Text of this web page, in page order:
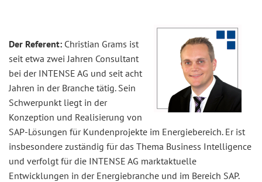
Der Referent: Christian Grams ist
seit etwa zwei Jahren Consultant
bei der INTENSE AG und seit acht
Jahren in der Branche tätig. Sein
Schwerpunkt liegt in der
Konzeption und Realisierung von
SAP-Lösungen für Kundenprojekte im Energiebereich. Er ist
insbesondere zuständig für das Thema Business Intelligence
und verfolgt für die INTENSE AG marktaktuelle
Entwicklungen in der Energiebranche und im Bereich SAP.